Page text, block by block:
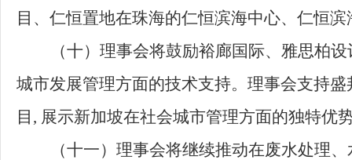
目、仁恒置地在珠海的仁恒滨海中心、仁恒
（十） 理事会将鼓励裕廊国际、雅思柏
城市发展管理方面的技术支持。理事会支持
目, 展示新加坡在社会城市管理方面的独特优
（十一） 理事会将继续推动在废水处理